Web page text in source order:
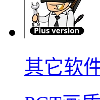
其它软